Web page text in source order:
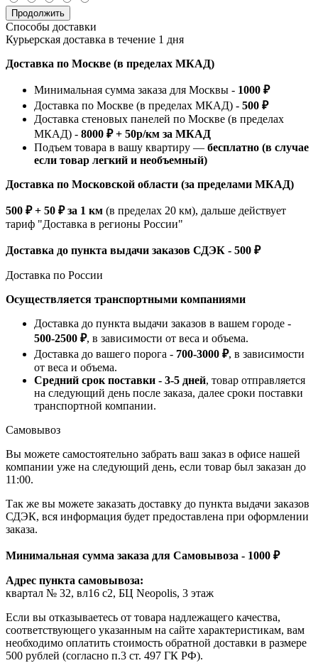
Продолжить
Способы доставки
Курьерская доставка в течение 1 дня
Доставка по Москве (в пределах МКАД)
Минимальная сумма заказа для Москвы - 1000 ₽
Доставка по Москве (в пределах МКАД) - 500 ₽
Доставка стеновых панелей по Москве (в пределах
МКАД) - 8000 ₽ + 50р/км за МКАД
Подъем товара в вашу квартиру — бесплатно (в случае
если товар легкий и необъемный)
Доставка по Московской области (за пределами МКАД)
500 ₽ + 50 ₽ за 1 км (в пределах 20 км), дальше действует
тариф "Доставка в регионы России"
Доставка до пункта выдачи заказов СДЭК - 500 ₽
Доставка по России
Осуществляется транспортными компаниями
Доставка до пункта выдачи заказов в вашем городе -
500-2500 ₽, в зависимости от веса и объема.
Доставка до вашего порога - 700-3000 ₽, в зависимости
от веса и объема.
Средний срок поставки - 3-5 дней, товар отправляется
на следующий день после заказа, далее сроки поставки
транспортной компании.
Самовывоз
Вы можете самостоятельно забрать ваш заказ в офисе нашей
компании уже на следующий день, если товар был заказан до
11:00.
Так же вы можете заказать доставку до пункта выдачи заказов
СДЭК, вся информация будет предоставлена при оформлении
заказа.
Минимальная сумма заказа для Самовывоза - 1000 ₽
Адрес пункта самовывоза:
квартал № 32, вл16 с2, БЦ Neopolis, 3 этаж
Если вы отказываетесь от товара надлежащего качества,
соответствующего указанным на сайте характеристикам, вам
необходимо оплатить стоимость обратной доставки в размере
500 рублей (согласно п.3 ст. 497 ГК РФ).